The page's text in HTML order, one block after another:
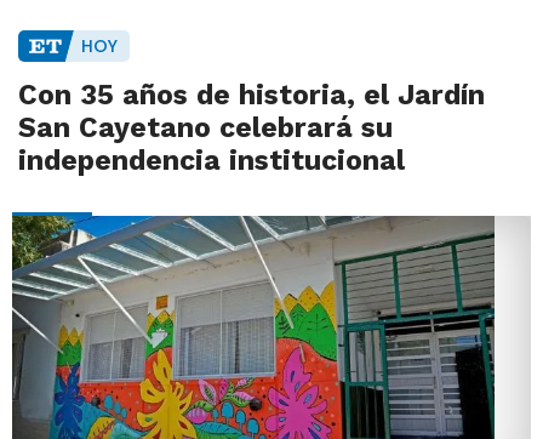
HOY
Con 35 años de historia, el Jardín
San Cayetano celebrará su
independencia institucional